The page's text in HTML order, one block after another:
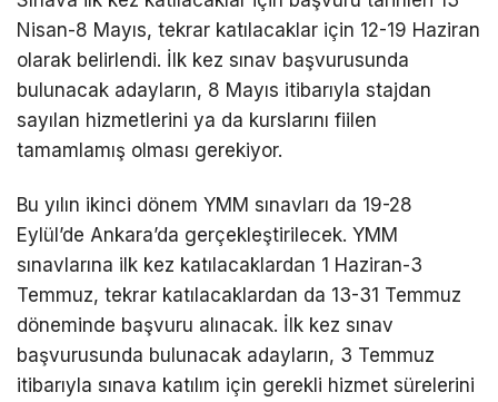
Nisan-8 Mayıs, tekrar katılacaklar için 12-19 Haziran
olarak belirlendi. İlk kez sınav başvurusunda
bulunacak adayların, 8 Mayıs itibarıyla stajdan
sayılan hizmetlerini ya da kurslarını fiilen
tamamlamış olması gerekiyor.
Bu yılın ikinci dönem YMM sınavları da 19-28
Eylül’de Ankara’da gerçekleştirilecek. YMM
sınavlarına ilk kez katılacaklardan 1 Haziran-3
Temmuz, tekrar katılacaklardan da 13-31 Temmuz
döneminde başvuru alınacak. İlk kez sınav
başvurusunda bulunacak adayların, 3 Temmuz
itibarıyla sınava katılım için gerekli hizmet sürelerini